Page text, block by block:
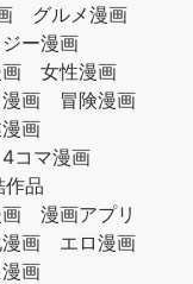
グルメ漫画
ー漫画
女性漫画
画
冒険漫画
画
4コマ漫画
作品
漫画アプリ
画
エロ漫画
画